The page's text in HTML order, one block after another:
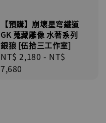
【預購】崩壞星穹鐵道
GK 蒐藏雕像 水著系列
銀狼 [伍拾三工作室]
Regular
price
NT$ 2,180 - NT$
7,680